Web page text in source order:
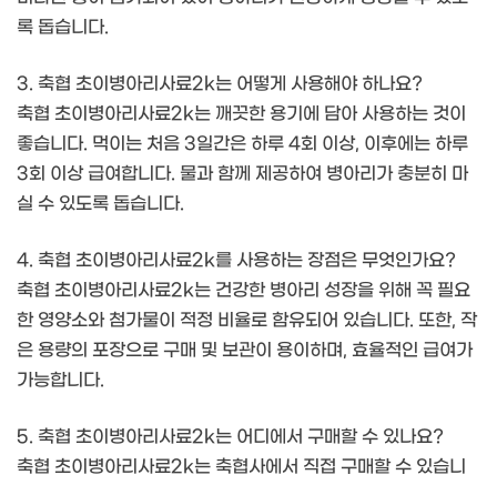
록 돕습니다.
3. 축협 초이병아리사료2k는 어떻게 사용해야 하나요?
축협 초이병아리사료2k는 깨끗한 용기에 담아 사용하는 것이
좋습니다. 먹이는 처음 3일간은 하루 4회 이상, 이후에는 하루
3회 이상 급여합니다. 물과 함께 제공하여 병아리가 충분히 마
실 수 있도록 돕습니다.
4. 축협 초이병아리사료2k를 사용하는 장점은 무엇인가요?
축협 초이병아리사료2k는 건강한 병아리 성장을 위해 꼭 필요
한 영양소와 첨가물이 적정 비율로 함유되어 있습니다. 또한, 작
은 용량의 포장으로 구매 및 보관이 용이하며, 효율적인 급여가
가능합니다.
5. 축협 초이병아리사료2k는 어디에서 구매할 수 있나요?
축협 초이병아리사료2k는 축협사에서 직접 구매할 수 있습니